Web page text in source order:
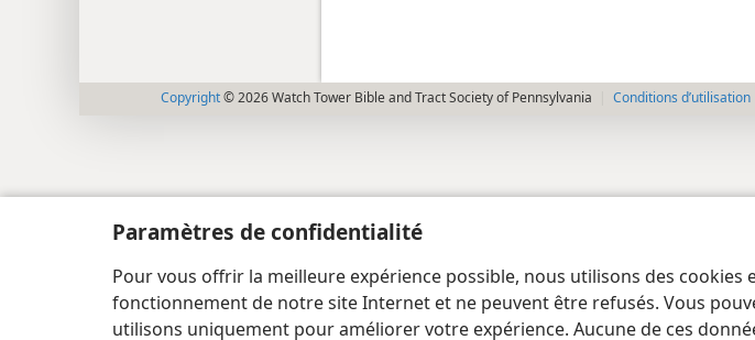
Paramètres de confidentialité
Pour vous offrir la meilleure expérience possible, nous utilisons des
fonctionnement de notre site Internet et ne peuvent être refusés. Vous
utilisons uniquement pour améliorer votre expérience. Aucune de ces
Copyright© 2026 Watch Tower Bible and Tract Society of Pennsylvania Conditions d’utilisation